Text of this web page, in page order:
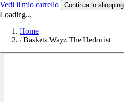
Vedi il mio carrello Continua lo shopping
Loading...
Home
/ Baskets Wayz The Hedonist